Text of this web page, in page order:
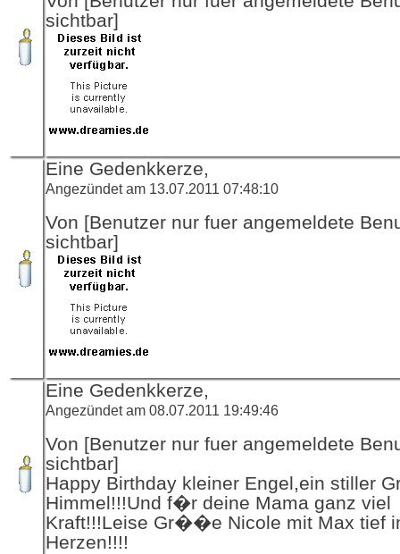
sichtbar]
Eine Gedenkkerze,
Angezündet am 13.07.2011 07:48:10
Von [Benutzer nur fuer angemeldete
sichtbar]
Eine Gedenkkerze,
Angezündet am 08.07.2011 19:49:46
Von [Benutzer nur fuer angemeldete
sichtbar]
Happy Birthday kleiner Engel,ein stiller
Himmel!!!Und f�r deine Mama ganz viel
Kraft!!!Leise Gr��e Nicole mit Max tief
Herzen!!!!